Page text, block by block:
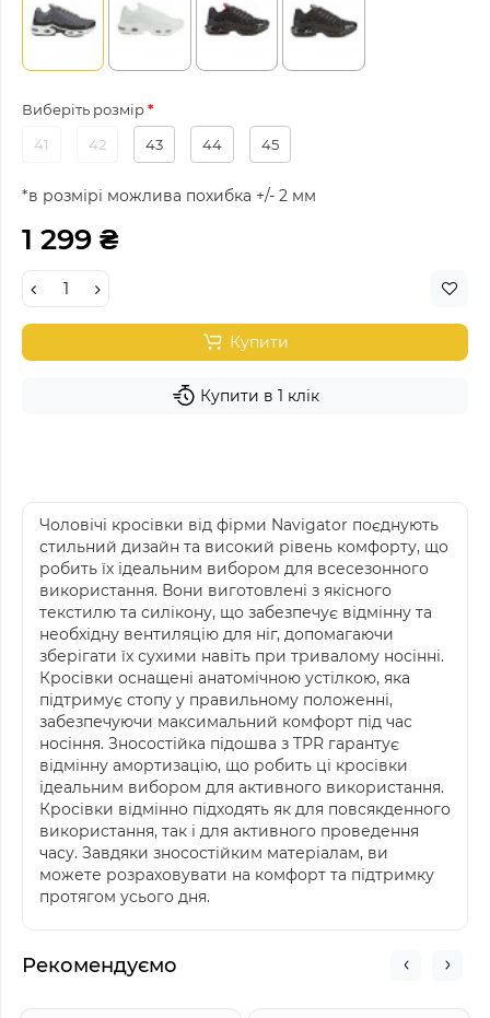
Виберіть розмір
41
42 43 44 45
*в розмірі можлива похибка +/- 2 мм
1 299 ₴
Купити
Купити в 1 клік
Чоловічі кросівки від фірми Navigator поєднують
стильний дизайн та високий рівень комфорту, що
робить їх ідеальним вибором для всесезонного
використання. Вони виготовлені з якісного
текстилю та силікону, що забезпечує відмінну та
необхідну вентиляцію для ніг, допомагаючи
зберігати їх сухими навіть при тривалому носінні.
Кросівки оснащені анатомічною устілкою, яка
підтримує стопу у правильному положенні,
забезпечуючи максимальний комфорт під час
носіння. Зносостійка підошва з TPR гарантує
відмінну амортизацію, що робить ці кросівки
ідеальним вибором для активного використання.
Кросівки відмінно підходять як для повсякденного
використання, так і для активного проведення
часу. Завдяки зносостійким матеріалам, ви
можете розраховувати на комфорт та підтримку
протягом усього дня.
Рекомендуємо